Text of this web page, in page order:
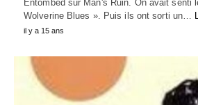
Entombed sur Man's Ruin. On avait senti
Wolverine Blues ». Puis ils ont sorti un…
il y a 15 ans